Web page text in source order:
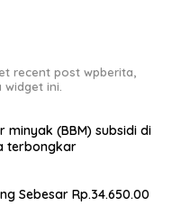
recent post wpberita,
widget ini.
(BBM) subsidi di
terbongkar
Sebesar Rp.34.650.00